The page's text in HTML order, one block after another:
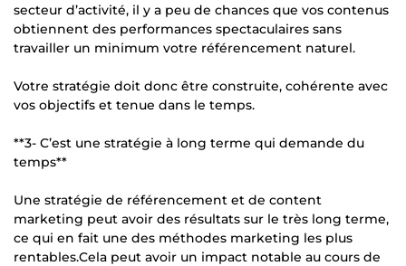
secteur d’activité, il y a peu de chances que vos contenus
obtiennent des performances spectaculaires sans
travailler un minimum votre référencement naturel.
Votre stratégie doit donc être construite, cohérente avec
vos objectifs et tenue dans le temps.
**3- C’est une stratégie à long terme qui demande du
temps**
Une stratégie de référencement et de content
marketing peut avoir des résultats sur le très long terme,
ce qui en fait une des méthodes marketing les plus
rentables.Cela peut avoir un impact notable au cours de